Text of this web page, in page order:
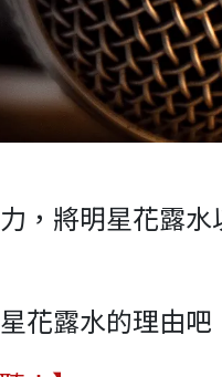
，將明星花露
花露水的理由吧